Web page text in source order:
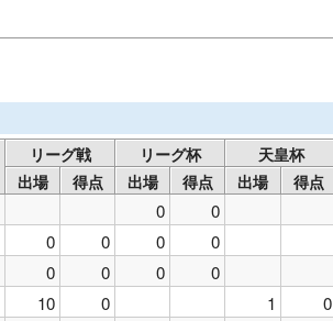
リーグ戦 リーグ杯 天皇杯
出場
得点 出場 得点 出場 得点
0 0
0 0 0 0
0 0 0 0
10 0 1 0